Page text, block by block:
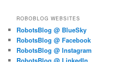
ROBOBLOG WEBSITES
RobotsBlog @ BlueSky
RobotsBlog @ Facebook
RobotsBlog @ Instagram
RobotsBlog @ LinkedIn